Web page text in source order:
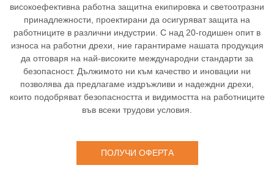
високоефективна работна защитна екипировка и светоотразни
принадлежности, проектирани да осигуряват защита на
работниците в различни индустрии. С над 20-годишен опит в
износа на работни дрехи, ние гарантираме нашата продукция
да отговаря на най-високите международни стандарти за
безопасност. Дължимото ни към качество и иновации ни
позволява да предлагаме издръжливи и надеждни дрехи,
които подобряват безопасността и видимостта на работниците
във всеки трудови условия.
ПОЛУЧИ ОФЕРТА